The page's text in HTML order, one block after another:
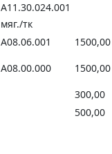
А11.30.024.001
мяг./тк
А08.06.001
1500,00
А08.00.000
1500,00
300,00
500,00